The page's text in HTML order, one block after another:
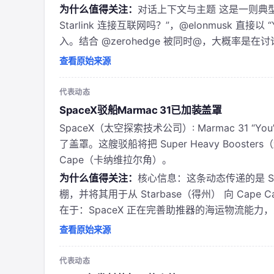
为什么值得关注： 对话上下文与主题 这是一则典
Starlink 连接互联网吗？”，@elonmusk 直接以
入。结合 @zerohedge 被同时@，大概率是在
查看原始来源
代表动态
SpaceX驳船Marmac 31已加装盖罩
SpaceX（太空探索技术公司）: Marmac 31
了盖罩。这艘驳船将把 Super Heavy Boosters
Cape（卡纳维拉尔角）。
为什么值得关注： 核心信息：这条动态传递的是
棚，并将其用于从 Starbase（得州） 向 Cape
在于：SpaceX 正在完善助推器的海运物流能力
查看原始来源
代表动态